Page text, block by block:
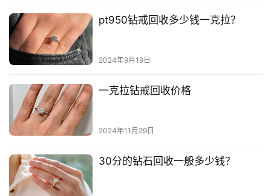
pt950钻戒回收多少钱一克拉？
2024年9月19日
一克拉钻戒回收价格
2024年11月29日
30分的钻石回收一般多少钱？